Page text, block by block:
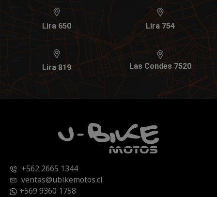
Lira 650 Lira 754
Lira 819 Las Condes 7520
+562 2665 1344
ventas@ubikemotos.cl
+569 9360 1758